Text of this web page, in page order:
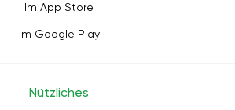
Im App Store
Im Google Play
Nützliches